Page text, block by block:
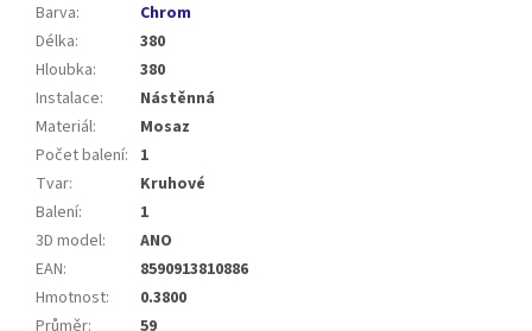
Barva:
Chrom
Délka:
380
Hloubka:
380
Instalace:
Nástěnná
Materiál:
Mosaz
Počet balení: 1
Tvar:
Kruhové
Balení:
1
3D model:
ANO
EAN:
8590913810886
Hmotnost:
0.3800